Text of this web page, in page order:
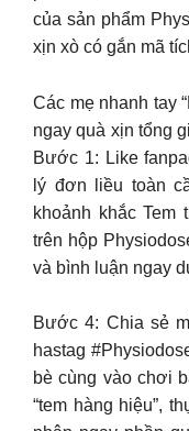
của sản phẩm
xịn xò có gắn mã
Các mẹ nhanh tay
ngay quà xịn tổng
Bước 1: Like
lý đơn liều toàn
khoảnh khắc
trên hộp
và bình luận ngay
Bước 4: Chia sẻ
hastag
bè cùng vào chơi
“tem hàng hiệu”,